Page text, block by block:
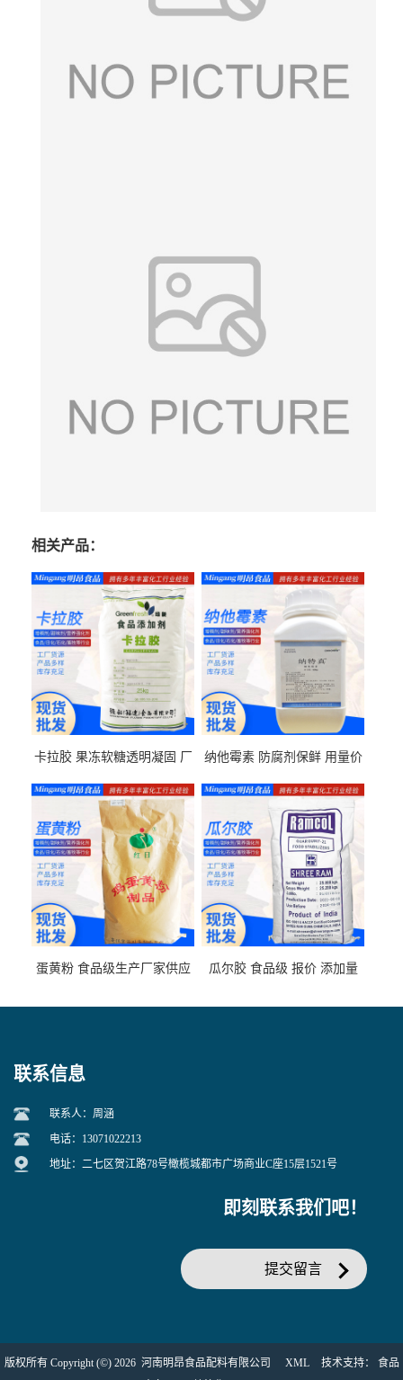
相关产品：
卡拉胶 果冻软糖透明凝固 厂
纳他霉素 防腐剂保鲜 用量价
蛋黄粉 食品级生产厂家供应 瓜尔胶 食品级 报价 添加量
联系信息
联系人：周涵
电话：13071022213
地址：二七区贺江路78号橄榄城都市广场商业C座15层1521号
即刻联系我们吧！
提交留言
版权所有 Copyright (©) 2026 河南明昂食品配料有限公司 XML 技术支持： 食品